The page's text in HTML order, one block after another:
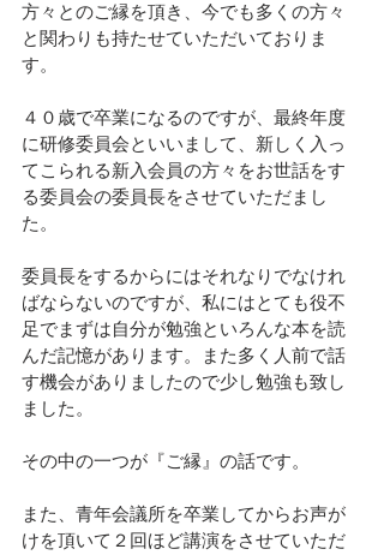
方々とのご縁を頂き、今でも多くの方々
と関わりも持たせていただいておりま
す。
４０歳で卒業になるのですが、最終年度
に研修委員会といいまして、新しく入っ
てこられる新入会員の方々をお世話をす
る委員会の委員長をさせていただまし
た。
委員長をするからにはそれなりでなけれ
ばならないのですが、私にはとても役不
足でまずは自分が勉強といろんな本を読
んだ記憶があります。また多く人前で話
す機会がありましたので少し勉強も致し
ました。
その中の一つが『ご縁』の話です。
また、青年会議所を卒業してからお声が
けを頂いて２回ほど講演をさせていただ